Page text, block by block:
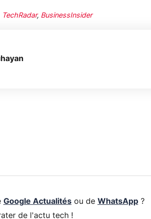
TechRadar, BusinessInsider
Google Actualitésou de WhatsApp?
de l'actu tech !